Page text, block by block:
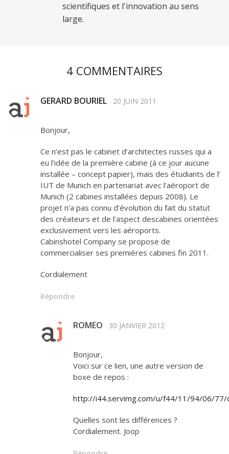
scientifiques et l'innovation au sens
large.
4 COMMENTAIRES
GERARD BOURIEL 20 JUIN 2011
Bonjour,
Ce n’est pas le cabinet d’architectes russes qui a
eu l’idée de la première cabine (à ce jour aucune
installée – concept papier), mais des étudiants de l’
IUT de Munich en partenariat avec l’aéroport de
Munich (2 cabines installées depuis 2008). Le
projet n’a pas connu d’évolution du fait du statut
des créateurs et de l’aspect descabines orientées
exclusivement vers les aéroports.
Cabinshotel Company se propose de
commercialiser ses premières cabines fin 2011.
Cordialement
Répondre
ROMEO 30 JANVIER 2012
Bonjour,
Voici sur ce lien, une autre version de
boxe de repos :
http://i44.servimg.com/u/f44/11/94/06/77/
Quelles sont les différences ?
Cordialement. Joop